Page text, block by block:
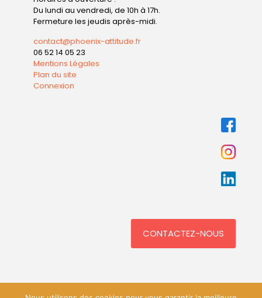
Du lundi au vendredi, de 10h à 17h.
Fermeture les jeudis après-midi.
contact@phoenix-attitude.fr
06 52 14 05 23
Mentions Légales
Plan du site
Connexion
CONTACTEZ-NOUS